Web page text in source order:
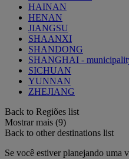
HAINAN
HENAN
JIANGSU
SHAANXI
SHANDONG
SHANGHAI -
SICHUAN
YUNNAN
ZHEJIANG
Back to Regiões list
Mostrar mais (9)
Back to other destinations list
Se você estiver planejando